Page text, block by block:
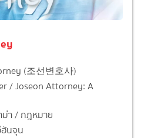
(조선변호사)
/ Joseon Attorney: A
า / กฎหมาย
ฮันจุน